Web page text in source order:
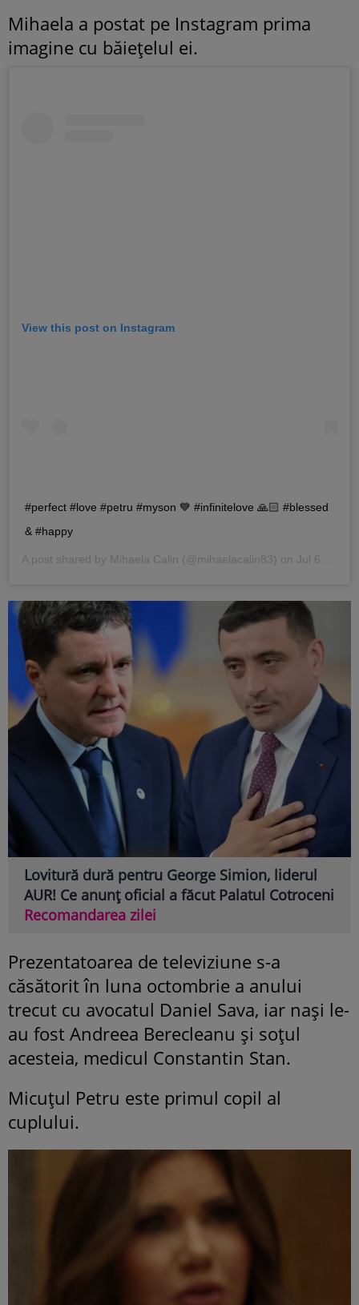
Mihaela a postat pe Instagram prima
imagine cu băiețelul ei.
View this post on Instagram
#perfect #love #petru #myson 💙 #infinitelove 🙏🏻 #blessed
& #happy
A post shared by Mihaela Calin (@mihaelacalin83) on Jul 6, 2019 at 11:24pm PDT
Lovitură dură pentru George Simion, liderul
AUR! Ce anunț oficial a făcut Palatul Cotroceni
Recomandarea zilei
Prezentatoarea de televiziune s-a
căsătorit în luna octombrie a anului
trecut cu avocatul Daniel Sava, iar nași le-
au fost Andreea Berecleanu și soțul
acesteia, medicul Constantin Stan.
Micuțul Petru este primul copil al
cuplului.